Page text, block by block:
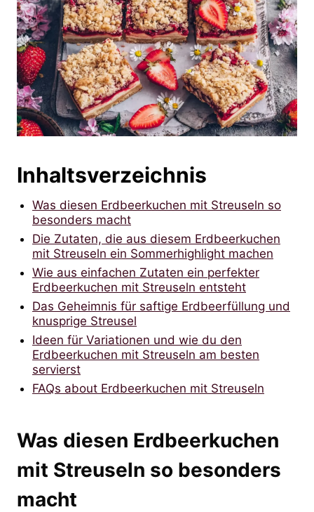
Inhaltsverzeichnis
Was diesen Erdbeerkuchen mit Streuseln so
besonders macht
Die Zutaten, die aus diesem Erdbeerkuchen
mit Streuseln ein Sommerhighlight machen
Wie aus einfachen Zutaten ein perfekter
Erdbeerkuchen mit Streuseln entsteht
Das Geheimnis für saftige Erdbeerfüllung und
knusprige Streusel
Ideen für Variationen und wie du den
Erdbeerkuchen mit Streuseln am besten
servierst
FAQs about Erdbeerkuchen mit Streuseln
Was diesen Erdbeerkuchen
mit Streuseln so besonders
macht